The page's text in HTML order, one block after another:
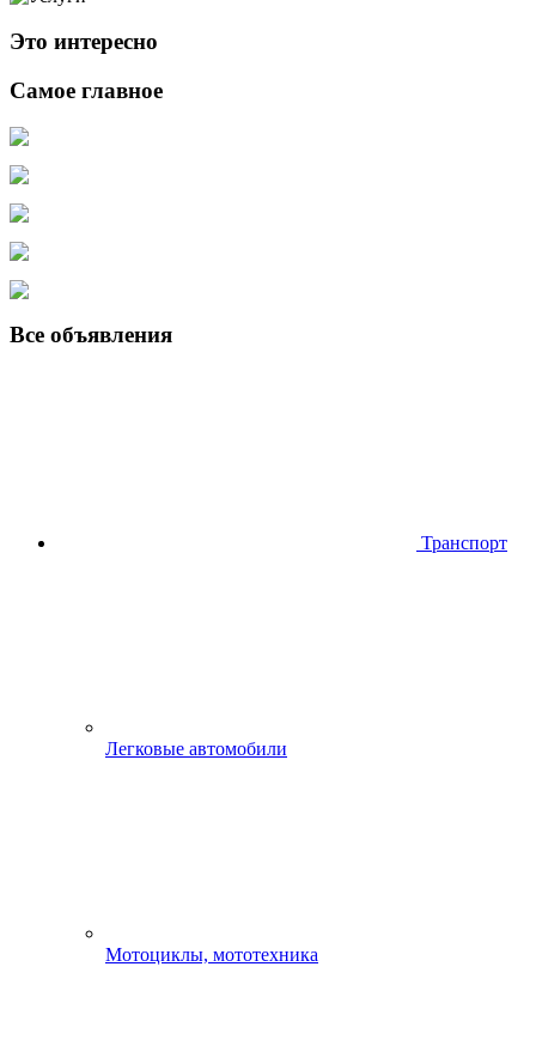
Это интересно
Самое главное
Все объявления
Транспорт
Легковые автомобили
Мотоциклы, мототехника